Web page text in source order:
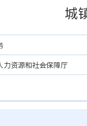
城
力资源和社会保障厅